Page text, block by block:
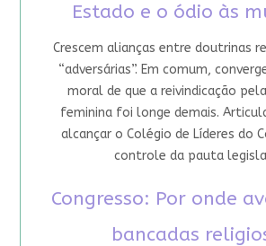
Estado e o ódio às
Crescem alianças entre doutrinas
“adversárias”. Em comum,
moral de que a reivindicação
feminina foi longe demais.
alcançar o Colégio de Líderes do
controle da pauta
Congresso: Por onde
bancadas